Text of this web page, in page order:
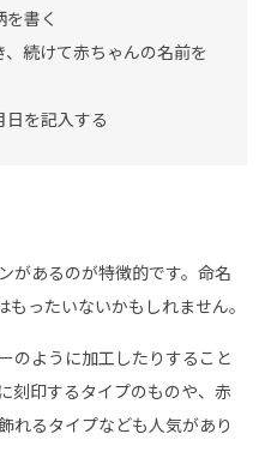
書く
続けて赤ちゃんの名前を
日を記入する
があるのが特徴的です。命名
ったいないかもしれません。
のように加工したりすること
刻印するタイプのものや、赤
れるタイプなども人気があり